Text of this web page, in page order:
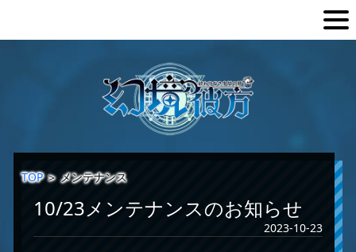
TOP＞メンテナンス
10/23メンテナンスのお知らせ
2023-10-23